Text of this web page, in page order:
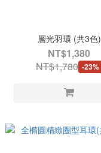
層光羽環 (共3色)
NT$1,380
NT$1,780 -23%